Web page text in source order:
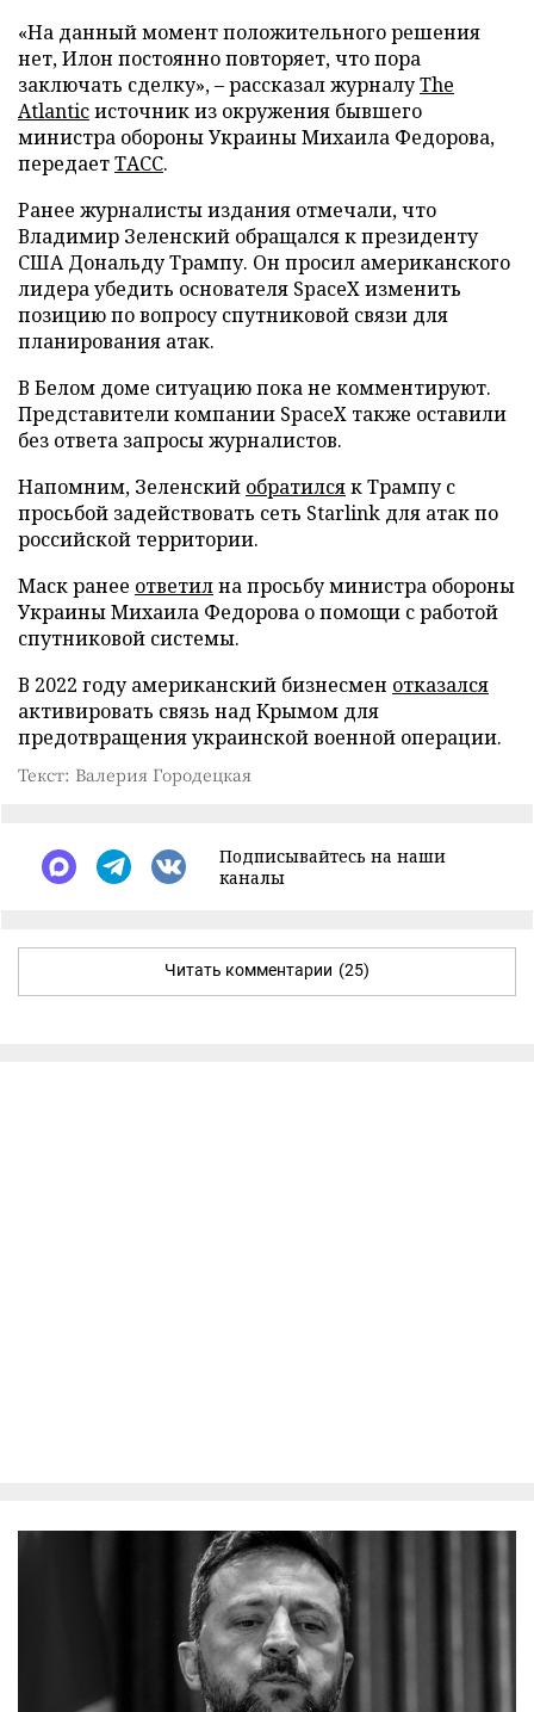
«На данный момент положительного решения
нет, Илон постоянно повторяет, что пора
заключать сделку», – рассказал журналуThe
Atlanticисточник из окружения бывшего
министра обороны Украины Михаила Федорова,
передаетТАСС.
Ранее журналисты издания отмечали, что
Владимир Зеленский обращался к президенту
США Дональду Трампу. Он просил американского
лидера убедить основателя SpaceX изменить
позицию по вопросу спутниковой связи для
планирования атак.
В Белом доме ситуацию пока не комментируют.
Представители компании SpaceX также оставили
без ответа запросы журналистов.
Напомним, Зеленский обратилсяк Трампу с
просьбой задействовать сеть Starlink для атак по
российской территории.
Маск ранее ответилна просьбу министра обороны
Украины Михаила Федорова о помощи с работой
спутниковой системы.
В 2022 году американский бизнесмен отказался
активировать связь над Крымом для
предотвращения украинской военной операции.
Текст: Валерия Городецкая
Подписывайтесь на наши
каналы
Читать комментарии (25)